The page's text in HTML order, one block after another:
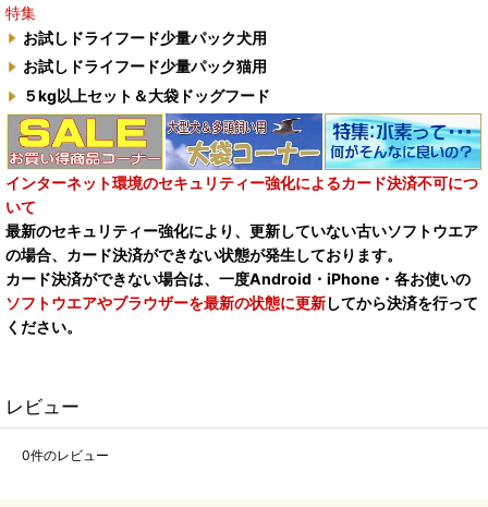
特集
お試しドライフード少量パック犬用
お試しドライフード少量パック猫用
５kg以上セット＆大袋ドッグフード
インターネット環境のセキュリティー強化によるカード決済不可につ
いて
最新のセキュリティー強化により、更新していない古いソフトウエア
の場合、カード決済ができない状態が発生しております。
カード決済ができない場合は、一度Android・iPhone・各お使いの
ソフトウエアやブラウザーを最新の状態に更新してから決済を行って
ください。
レビュー
0件のレビュー